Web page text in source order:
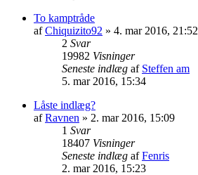
To kamptråde
afChiquizito92 » 4. mar 2016, 21:52
2 Svar
19982 Visninger
Seneste indlæg af Steffen am
5. mar 2016, 15:34
Låste indlæg?
afRavnen » 2. mar 2016, 15:09
1 Svar
18407 Visninger
Seneste indlæg afFenris
2. mar 2016, 15:23